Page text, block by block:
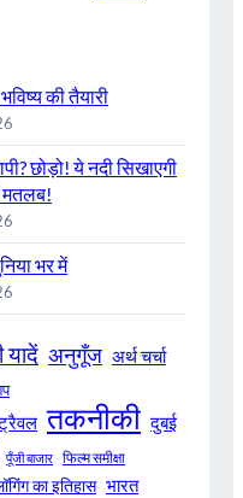
की तैयारी
छोड़ो! ये नदी सिखाएगी
भर में
यादें अनुगूँज अर्थ चर्चा
तकनीकी दुबई
पूँजी बाजार फिल्म समीक्षा
का इतिहास भारत